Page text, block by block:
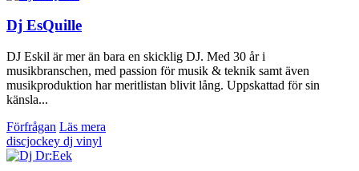
Dj EsQuille
DJ Eskil är mer än bara en skicklig DJ. Med 30 år i
musikbranschen, med passion för musik & teknik samt även
musikproduktion har meritlistan blivit lång. Uppskattad för sin
känsla...
Förfrågan Läs mera
discjockey dj vinyl